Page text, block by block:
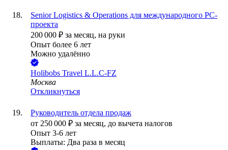
Senior Logistics & Operations для международного PC-
проекта
200 000 ₽ за месяц, на руки
Опыт более 6 лет
Можно удалённо
Holibobs Travel L.L.C-FZ
Москва
Откликнуться
Руководитель отдела продаж
от 250 000 ₽ за месяц, до вычета налогов
Опыт 3-6 лет
Выплаты: Два раза в месяц